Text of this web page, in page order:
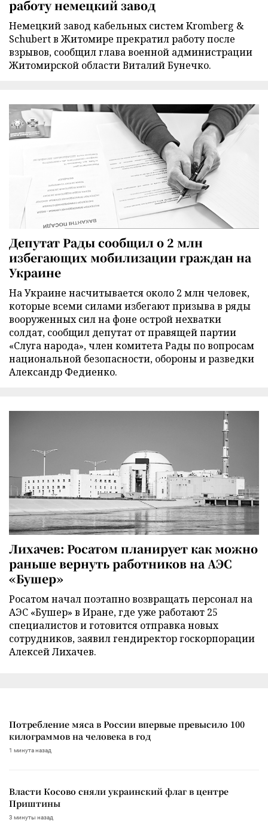
работу немецкий завод
Немецкий завод кабельных систем Kromberg &
Schubert в Житомире прекратил работу после
взрывов, сообщил глава военной администрации
Житомирской области Виталий Бунечко.
Депутат Рады сообщил о 2 млн
избегающих мобилизации граждан на
Украине
На Украине насчитывается около 2 млн человек,
которые всеми силами избегают призыва в ряды
вооруженных сил на фоне острой нехватки
солдат, сообщил депутат от правящей партии
«Слуга народа», член комитета Рады по вопросам
национальной безопасности, обороны и разведки
Александр Федиенко.
Лихачев: Росатом планирует как можно
раньше вернуть работников на АЭС
«Бушер»
Росатом начал поэтапно возвращать персонал на
АЭС «Бушер» в Иране, где уже работают 25
специалистов и готовится отправка новых
сотрудников, заявил гендиректор госкорпорации
Алексей Лихачев.
Потребление мяса в России впервые превысило 100
килограммов на человека в год
1 минута назад
Власти Косово сняли украинский флаг в центре
Приштины
3 минуты назад